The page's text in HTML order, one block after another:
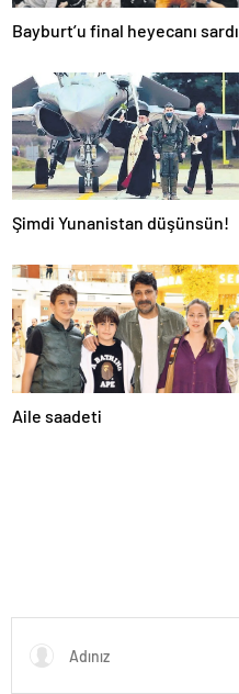
Bayburt’u final heyecanı sardı
Şimdi Yunanistan düşünsün!
Aile saadeti